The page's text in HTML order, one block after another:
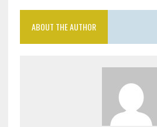
ABOUT THE AUTHOR